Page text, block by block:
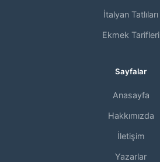
İtalyan Tatlıları
Ekmek Tarifleri
Sayfalar
Anasayfa
Hakkımızda
İletişim
Yazarlar